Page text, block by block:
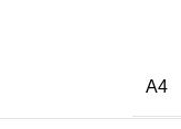
А4